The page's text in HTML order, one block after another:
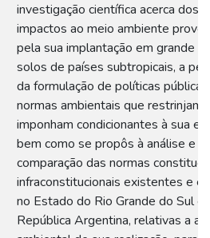
investigação científica acerca dos
impactos ao meio ambiente
pela sua implantação em grande
solos de países subtropicais, a
da formulação de políticas
normas ambientais que restrinjam
imponham condicionantes à sua
bem como se propôs à análise e
comparação das normas
infraconstitucionais existentes e
no Estado do Rio Grande do Sul e
República Argentina, relativas a